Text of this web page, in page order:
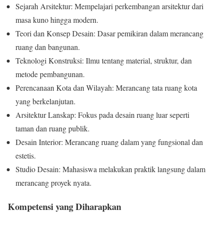
Sejarah Arsitektur: Mempelajari perkembangan arsitektur dari
masa kuno hingga modern.
Teori dan Konsep Desain: Dasar pemikiran dalam merancang
ruang dan bangunan.
Teknologi Konstruksi: Ilmu tentang material, struktur, dan
metode pembangunan.
Perencanaan Kota dan Wilayah: Merancang tata ruang kota
yang berkelanjutan.
Arsitektur Lanskap: Fokus pada desain ruang luar seperti
taman dan ruang publik.
Desain Interior: Merancang ruang dalam yang fungsional dan
estetis.
Studio Desain: Mahasiswa melakukan praktik langsung dalam
merancang proyek nyata.
Kompetensi yang Diharapkan